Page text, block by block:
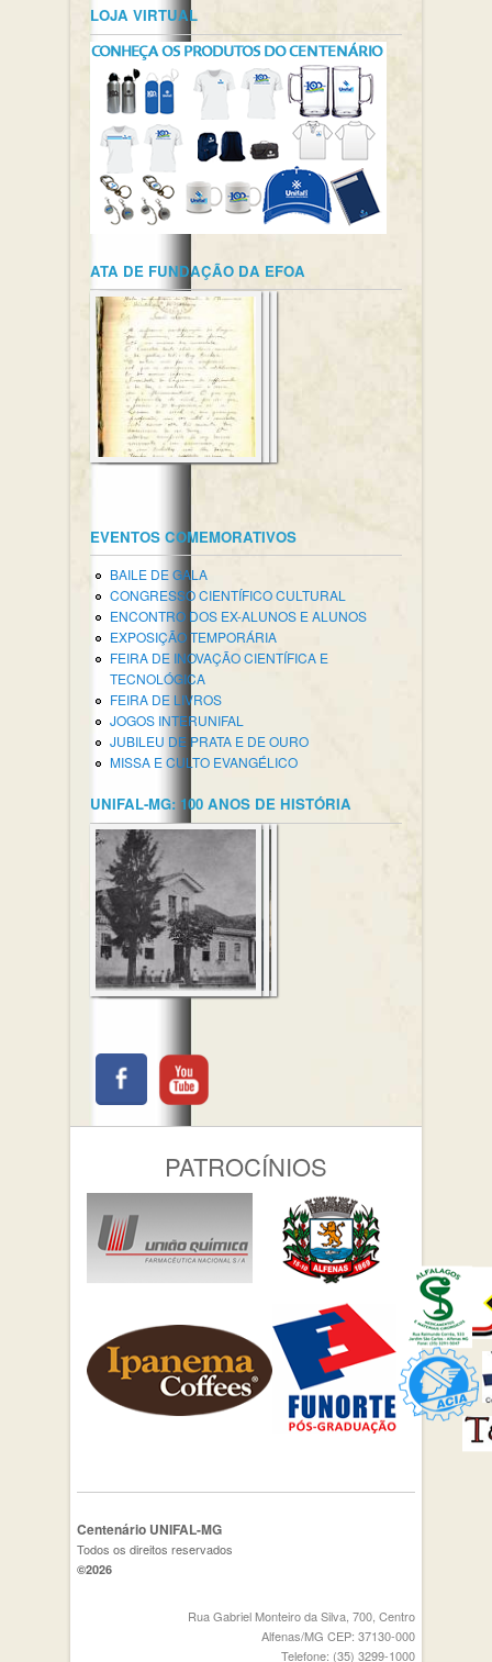
LOJA VIRTUAL
ATA DE FUNDAÇÃO DA EFOA
EVENTOS COMEMORATIVOS
BAILE DE GALA
CONGRESSO CIENTÍFICO CULTURAL
ENCONTRO DOS EX-ALUNOS E ALUNOS
EXPOSIÇÃO TEMPORÁRIA
FEIRA DE INOVAÇÃO CIENTÍFICA E
TECNOLÓGICA
FEIRA DE LIVROS
JOGOS INTERUNIFAL
JUBILEU DE PRATA E DE OURO
MISSA E CULTO EVANGÉLICO
UNIFAL-MG: 100 ANOS DE HISTÓRIA
PATROCÍNIOS
Centenário UNIFAL-MG
Todos os direitos reservados
©2026
Rua Gabriel Monteiro da Silva, 700, Centro
Alfenas/MG CEP: 37130-000
Telefone: (35) 3299-1000